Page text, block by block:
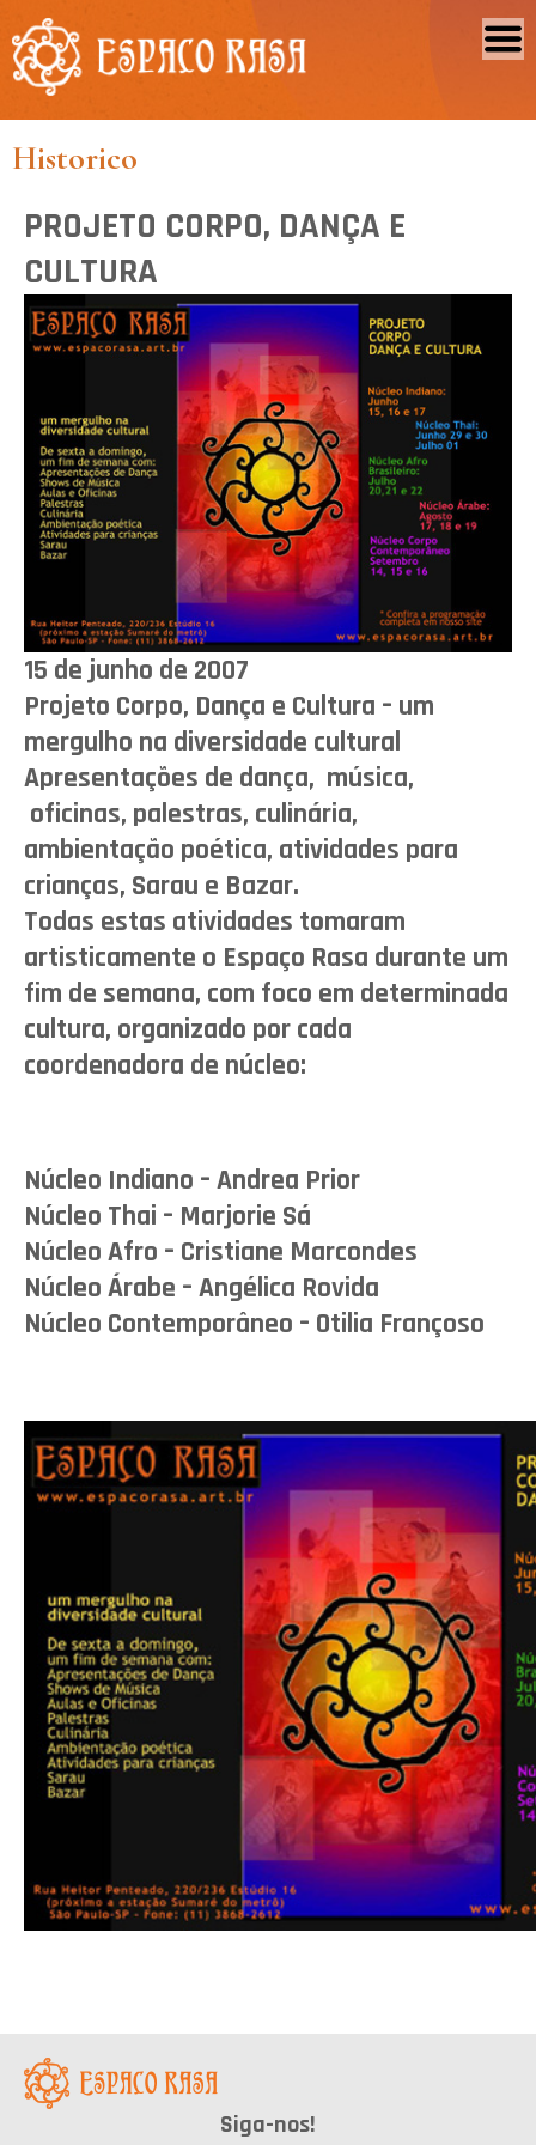
Historico
PROJETO CORPO, DANÇA E
CULTURA
15 de junho de 2007
Projeto Corpo, Dança e Cultura – um
mergulho na diversidade cultural
Apresentações de dança, música,
oficinas, palestras, culinária,
ambientação poética, atividades para
crianças, Sarau e Bazar.
Todas estas atividades tomaram
artisticamente o Espaço Rasa durante um
fim de semana, com foco em determinada
cultura, organizado por cada
coordenadora de núcleo:
Núcleo Indiano – Andrea Prior
Núcleo Thai – Marjorie Sá
Núcleo Afro – Cristiane Marcondes
Núcleo Árabe – Angélica Rovida
Núcleo Contemporâneo – Otilia Françoso
Siga-nos!